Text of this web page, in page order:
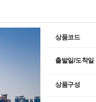
상품코드
출발일/도착일
상품구성